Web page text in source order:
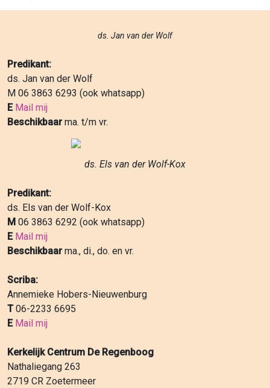
ds. Jan van der Wolf
Predikant:
ds. Jan van der Wolf
M 06 3863 6293 (ook whatsapp)
E Mail mij
Beschikbaarma. t/m vr.
ds. Els van der Wolf-Kox
Predikant:
ds. Els van der Wolf-Kox
M 06 3863 6292 (ook whatsapp)
E Mail mij
Beschikbaarma., di., do. en vr.
Scriba:
Annemieke Hobers-Nieuwenburg
T06-2233 6695
E Mail mij
Kerkelijk Centrum De Regenboog
Nathaliegang 263
2719 CR Zoetermeer